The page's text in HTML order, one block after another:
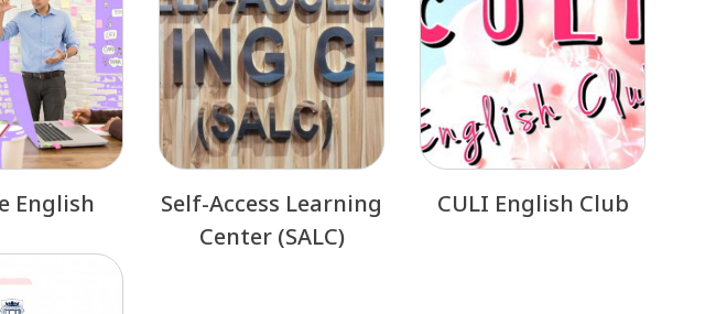
English
Self-Access Learning
Center (SALC)
CULI English Club